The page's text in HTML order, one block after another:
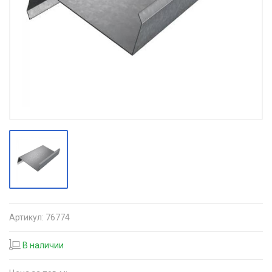
Артикул: 76774
В наличии